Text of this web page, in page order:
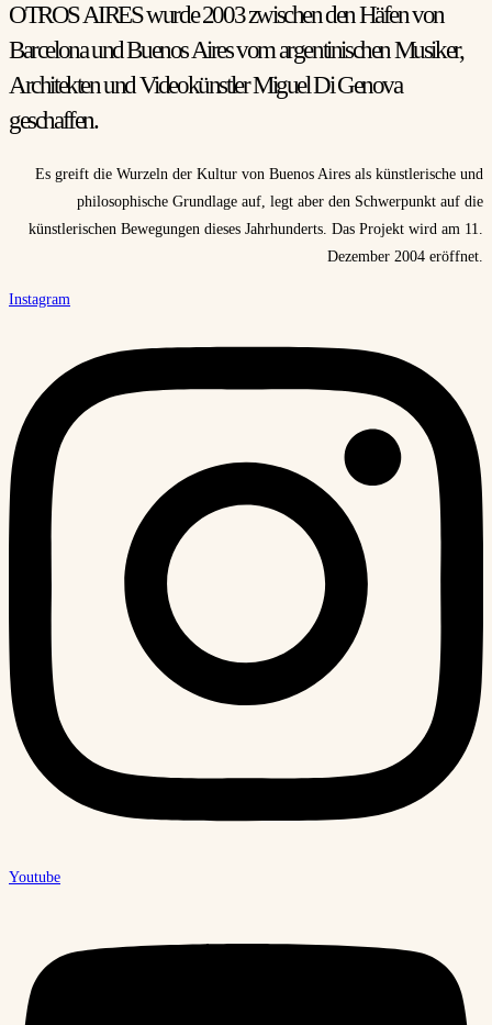
OTROS AIRES wurde 2003 zwischen den Häfen von
Barcelona und Buenos Aires vom argentinischen Musiker,
Architekten und Videokünstler Miguel Di Genova
geschaffen.
Es greift die Wurzeln der Kultur von Buenos Aires als künstlerische und
philosophische Grundlage auf, legt aber den Schwerpunkt auf die
künstlerischen Bewegungen dieses Jahrhunderts. Das Projekt wird am 11.
Dezember 2004 eröffnet.
Instagram
Youtube